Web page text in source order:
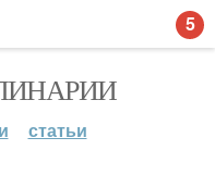
статьи
5